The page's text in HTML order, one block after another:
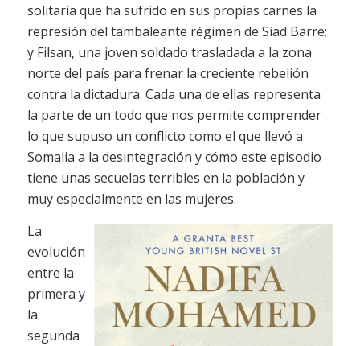
solitaria que ha sufrido en sus propias carnes la
represión del tambaleante régimen de Siad Barre;
y Filsan, una joven soldado trasladada a la zona
norte del país para frenar la creciente rebelión
contra la dictadura. Cada una de ellas representa
la parte de un todo que nos permite comprender
lo que supuso un conflicto como el que llevó a
Somalia a la desintegración y cómo este episodio
tiene unas secuelas terribles en la población y
muy especialmente en las mujeres.
La
evolución
entre la
primera y
la
segunda